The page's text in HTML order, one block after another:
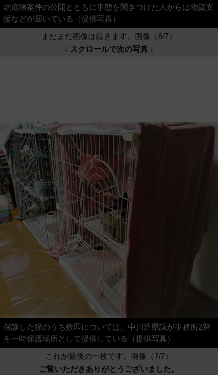
頭崩壊案件の公開とともに事態を聞きつけた人からは物資支
援などが届いている（提供写真）
まだまだ画像は続きます。画像（6/7）
↓ スクロールで次の写真 ↓
保護した猫のうち数匹については、中川浩県議が事務所2階
を一時保護場所として提供している（提供写真）
これが最後の一枚です。画像（7/7）
ご覧いただきありがとうございました。